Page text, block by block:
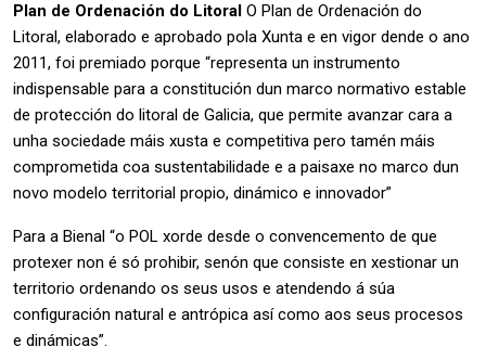
Plan de Ordenación do Litoral O Plan de Ordenación do
Litoral, elaborado e aprobado pola Xunta e en vigor dende o ano
2011, foi premiado porque “representa un instrumento
indispensable para a constitución dun marco normativo estable
de protección do litoral de Galicia, que permite avanzar cara a
unha sociedade máis xusta e competitiva pero tamén máis
comprometida coa sustentabilidade e a paisaxe no marco dun
novo modelo territorial propio, dinámico e innovador”
Para a Bienal “o POL xorde desde o convencemento de que
protexer non é só prohibir, senón que consiste en xestionar un
territorio ordenando os seus usos e atendendo á súa
configuración natural e antrópica así como aos seus procesos
e dinámicas”.